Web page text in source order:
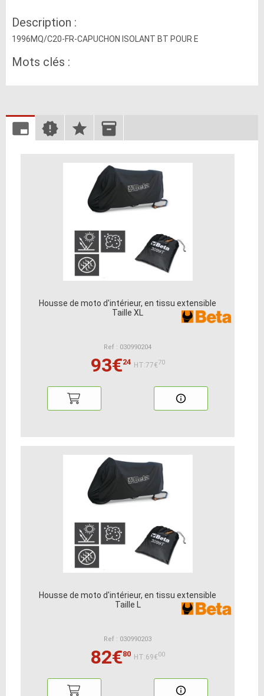
Description :
1996MQ/C20-FR-CAPUCHON ISOLANT BT POUR E
Mots clés :
Housse de moto d'intérieur, en tissu extensible
Taille XL
Ref : 030990204
93€24 HT:77€70
Housse de moto d'intérieur, en tissu extensible
Taille L
Ref : 030990203
82€80 HT:69€00